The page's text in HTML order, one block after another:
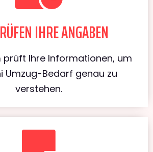
IHRE ANGABEN
prüft Ihre Informationen, um
Umzug-Bedarf genau zu
verstehen.